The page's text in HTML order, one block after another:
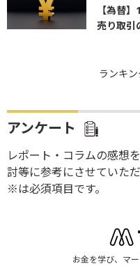
【為替
売り取引
ランキ
アンケート
レポート・コラムの感想
討等に参考にさせていただ
※は必須項目です。
お金を学び、マ